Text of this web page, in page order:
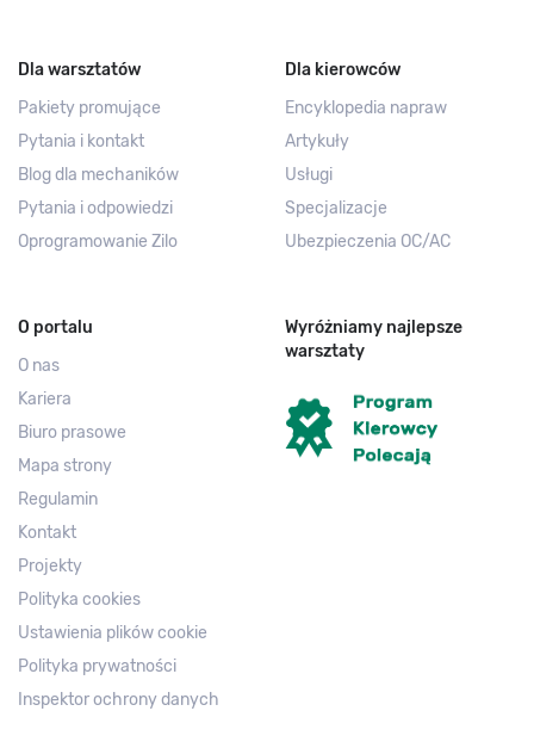
Dla warsztatów
Pakiety promujące
Pytania i kontakt
Blog dla mechaników
Pytania i odpowiedzi
Oprogramowanie Zilo
Dla kierowców
Encyklopedia napraw
Artykuły
Usługi
Specjalizacje
Ubezpieczenia OC/AC
O portalu
O nas
Kariera
Biuro prasowe
Mapa strony
Regulamin
Kontakt
Projekty
Polityka cookies
Ustawienia plików cookie
Polityka prywatności
Inspektor ochrony danych
Wyróżniamy najlepsze
warsztaty